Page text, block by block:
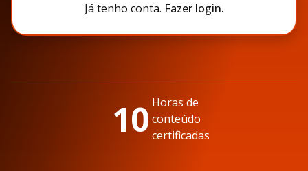
Já tenho conta. Fazer login.
10 Horas de
conteúdo
certificadas